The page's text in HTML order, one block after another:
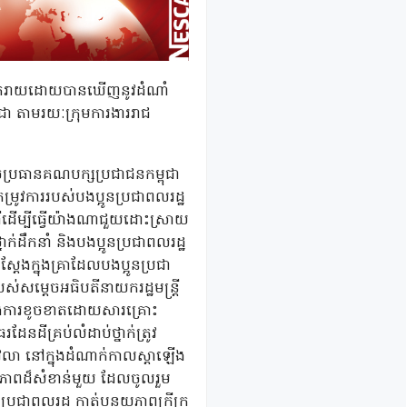
ររីករាយដោយបានឃើញនូវដំណាំ
មរយៈក្រុមការងាររាជ
រធានគណបក្សប្រជាជនកម្ពុជា
វការរបស់បងប្អូនប្រជាពលរដ្ឋ
ដីដើម្បីធ្វើយ៉ាងណាជួយដោះស្រាយ
ក់ដឹកនាំ និងបងប្អូនប្រជាពលរដ្ឋ
ែងក្នុងគ្រាដែលបងប្អូនប្រជា
សម្តេចអធិបតីនាយករដ្ឋមន្ត្រី
ារខូចខាតដោយសារគ្រោះ
ដែនដីគ្រប់លំដាប់ថ្នាក់ត្រូវ
លា នៅក្នុងដំណាក់កាលស្តាឡើង
ភាពដ៏សំខាន់មួយ ដែលចូលរួម
ាពលរដ្ឋ កាត់បន្ថយភាពក្រីក្រ